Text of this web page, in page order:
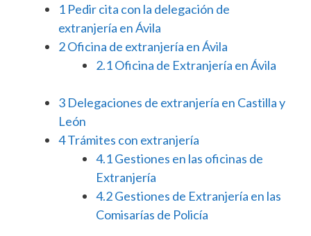
1 Pedir cita con la delegación de
extranjería en Ávila
2Oficina de extranjería en Ávila
2.1Oficina de Extranjería en Ávila
3 Delegaciones de extranjería en Castilla y
León
4Trámites con extranjería
4.1Gestiones en las oficinas de
Extranjería
4.2Gestiones de Extranjería en las
Comisarías de Policía